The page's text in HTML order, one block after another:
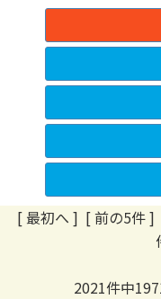
[ 最初へ ] [ 前の5件 ]
2021件中